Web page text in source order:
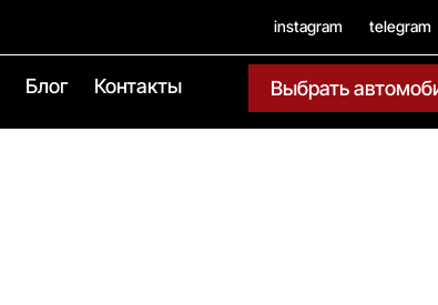
instagram telegram
Блог Контакты Выбрать